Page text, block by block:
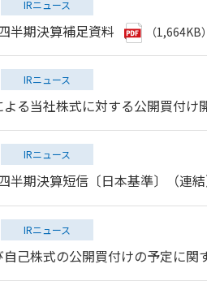
IRニュース
半期決算補足資料 （1,664KB）
IRニュース
る当社株式に対する公開買付け
IRニュース
半期決算短信〔日本基準〕（連結
IRニュース
己株式の公開買付けの予定に関